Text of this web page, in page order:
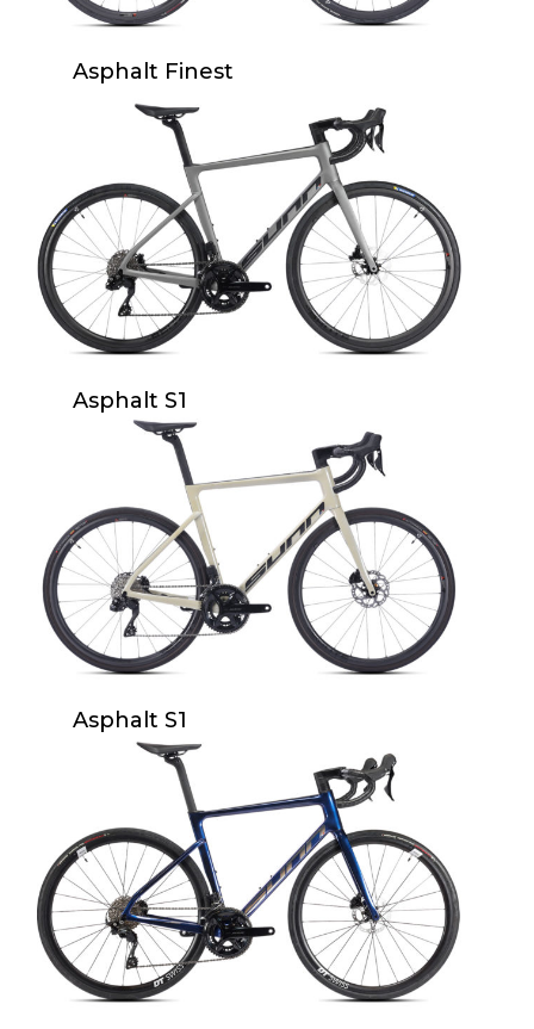
Asphalt Finest
Asphalt S1
Asphalt S1